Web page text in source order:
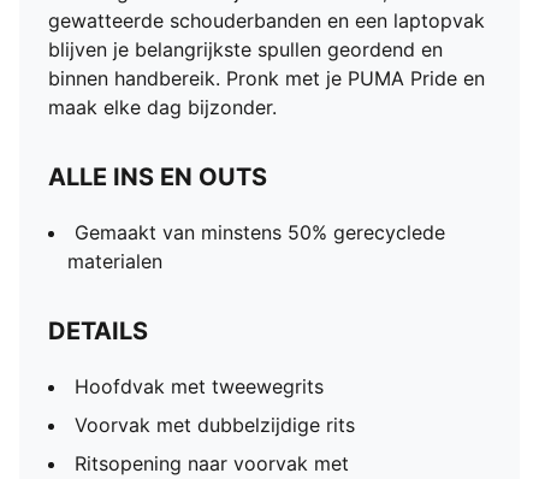
gewatteerde schouderbanden en een laptopvak
blijven je belangrijkste spullen geordend en
binnen handbereik. Pronk met je PUMA Pride en
maak elke dag bijzonder.
ALLE INS EN OUTS
Gemaakt van minstens 50% gerecyclede
materialen
DETAILS
Hoofdvak met tweewegrits
Voorvak met dubbelzijdige rits
Ritsopening naar voorvak met